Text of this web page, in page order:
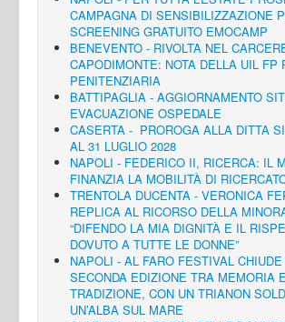
CAMPAGNA DI SENSIBILIZZAZIONE
SCREENING GRATUITO EMOCAMP
BENEVENTO - RIVOLTA NEL
CAPODIMONTE: NOTA DELLA UIL FP
PENITENZIARIA
BATTIPAGLIA - AGGIORNAMENTO
EVACUAZIONE OSPEDALE
CASERTA - PROROGA ALLA DITTA
AL 31 LUGLIO 2028
NAPOLI - FEDERICO II, RICERCA: IL
FINANZIA LA MOBILITÀ DI
TRENTOLA DUCENTA - VERONICA
REPLICA AL RICORSO DELLA
“DIFENDO LA MIA DIGNITÀ E IL
DOVUTO A TUTTE LE DONNE”
NAPOLI - AL FARO FESTIVAL
SECONDA EDIZIONE TRA MEMORIA E
TRADIZIONE, CON UN TRIANON
UN’ALBA SUL MARE